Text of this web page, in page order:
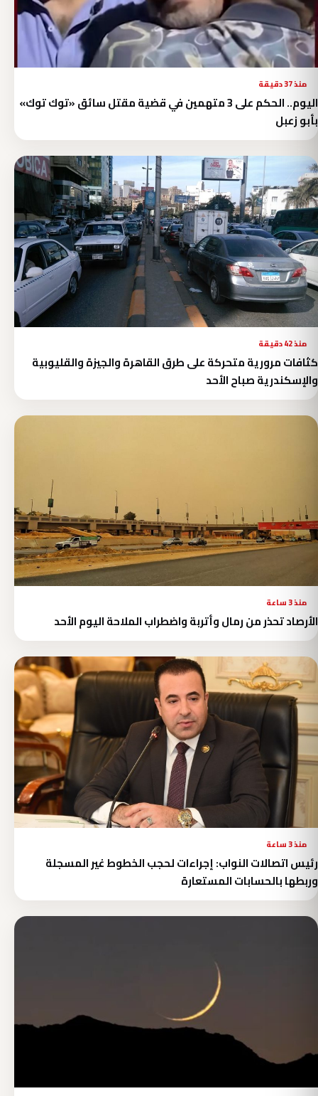
منذ 37 دقيقة
اليوم.. الحكم على 3 متهمين في قضية مقتل سائق «توك توك»
بأبو زعبل
منذ 42 دقيقة
كثافات مرورية متحركة على طرق القاهرة والجيزة والقليوبية
والإسكندرية صباح الأحد
منذ 3 ساعة
الأرصاد تحذر من رمال وأتربة واضطراب الملاحة اليوم الأحد
منذ 3 ساعة
رئيس اتصالات النواب: إجراءات لحجب الخطوط غير المسجلة
وربطها بالحسابات المستعارة